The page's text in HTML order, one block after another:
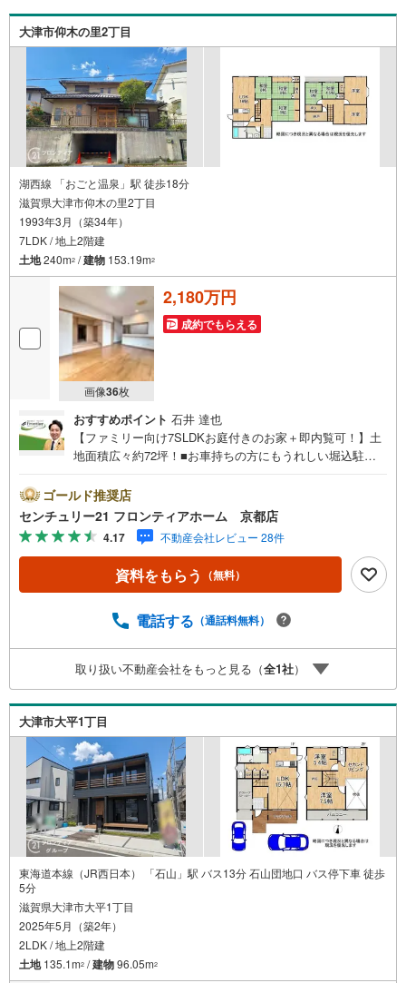
っているため、より多くの知見がございますお気軽にお問
合せください！
大津市仰木の里2丁目
湖西線 「おごと温泉」駅 徒歩18分
滋賀県大津市仰木の里2丁目
1993年3月（築34年）
7LDK / 地上2階建
土地240m2 /建物 153.19m2
画像36枚
2,180万円
成約でもらえる
おすすめポイント 石井 達也
【ファミリー向け7SLDKお庭付きのお家＋即内覧可！】土
地面積広々約72坪！■お車持ちの方にもうれしい堀込駐車
2面採光につき通風良好 特徴・納戸や押入などの収納スペ
ースがあり普段使わない荷物もスッキリ・キッチン横には
ゴミ捨て等にも便利な勝手口・和洋室ございますので用途
によってお部屋を使い分けいただけます・セブンイレブン
大津仰木の里店まで徒歩4分！急なお買い物にも便利 立
地・仰木の里小学校まで徒歩約10分・仰木中学校まで徒歩
ナンシャルプランナーが資金計画をサポート！2.買い替え
能！4.物件のお引渡し後に必要になったお家のリフォーム
も弊社のリフォームプランナーがご提案！弊社は専門家同
士が連携をとっているため、より多くの知見がございま
す。お気軽にお問合せください！
ゴールド推奨店
センチュリー21 フロンティアホーム 京都店
4.17 不動産会社レビュー 28件
資料をもらう （無料）
電話する （通話料無料）
取り扱い不動産会社をもっと見る（全1社）
大津市大平1丁目
東海道本線（JR西日本） 「石山」駅 バス13分 石山団地口 バス停下車 徒歩
5分
滋賀県大津市大平1丁目
2025年5月（築2年）
2LDK / 地上2階建
土地135.1m2 /建物96.05m2